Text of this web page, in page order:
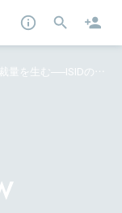
少数精鋭。これが必然的な裁量を生む──ISIDのAI・データサイエンス集団“AITC”にみる、若手が自走する組織カルチャーとは